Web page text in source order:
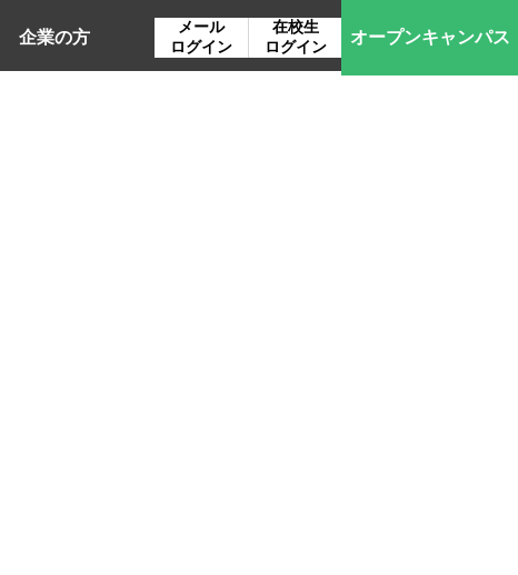
企業の方
メール
ログイン
在校生
ログイン
オープンキャンパス